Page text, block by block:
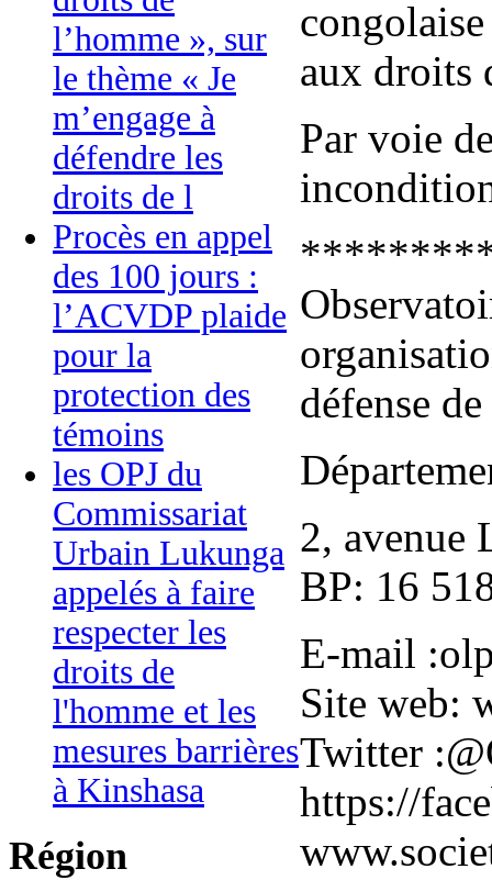
l’homme », sur
le thème « Je
m’engage à
défendre les
droits de l
Procès en appel
des 100 jours :
l’ACVDP plaide
pour la
protection des
témoins
les OPJ du
Commissariat
Urbain Lukunga
appelés à faire
respecter les
droits de
l'homme et les
mesures barrières
à Kinshasa
Région
aux droits
Par voie
défense
2, avenue
BP: 16
E-mail
Site web:
Twitter
https://